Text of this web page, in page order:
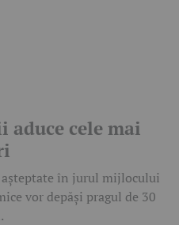
cele mai
așteptate în jurul mijlocului
vor depăși pragul de 30